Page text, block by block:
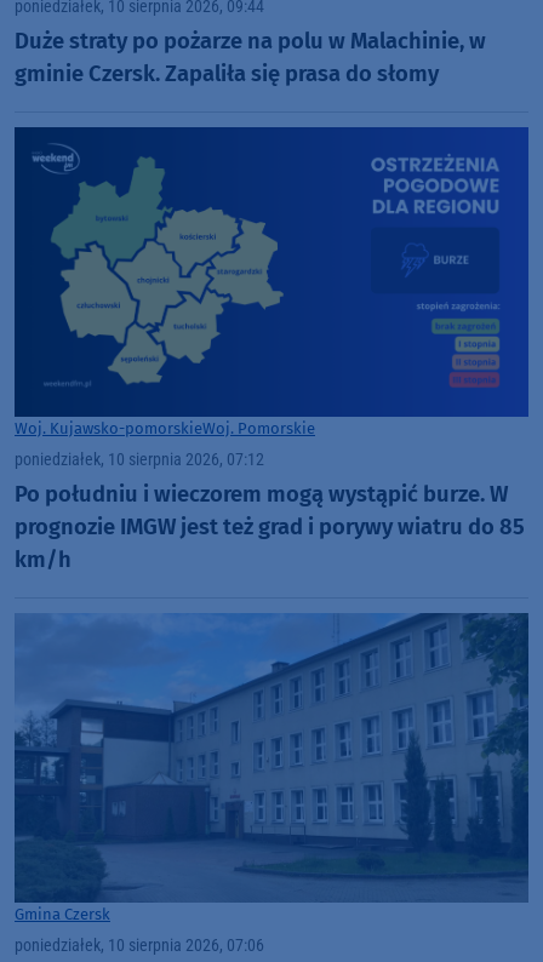
poniedziałek, 10 sierpnia 2026, 09:44
Duże straty po pożarze na polu w Malachinie, w
gminie Czersk. Zapaliła się prasa do słomy
Woj. Kujawsko-pomorskieWoj. Pomorskie
poniedziałek, 10 sierpnia 2026, 07:12
Po południu i wieczorem mogą wystąpić burze. W
prognozie IMGW jest też grad i porywy wiatru do 85
km/h
Gmina Czersk
poniedziałek, 10 sierpnia 2026, 07:06